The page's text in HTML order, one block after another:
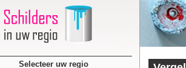
Selecteer uw regio